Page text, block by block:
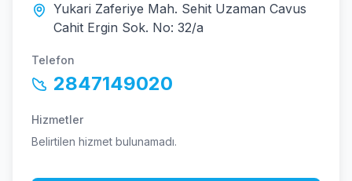
Yukari Zaferiye Mah. Sehit Uzaman Cavus
Cahit Ergin Sok. No: 32/a
Telefon
2847149020
Hizmetler
Belirtilen hizmet bulunamadı.